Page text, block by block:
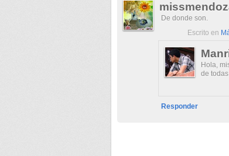
De donde son.
Escrito en
Hola,
de
Responder